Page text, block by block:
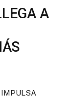
A
IMPULSA